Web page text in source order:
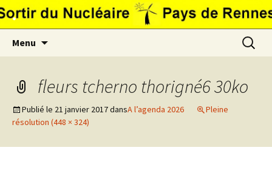
Aller
au .
Menu
fleurs tcherno thorigné6 30ko
Publié le 21 janvier 2017dansA l’agenda 2026
Pleine
résolution (448 × 324)